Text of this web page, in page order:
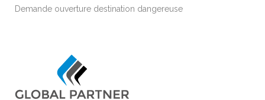
Demande ouverture destination dangereuse